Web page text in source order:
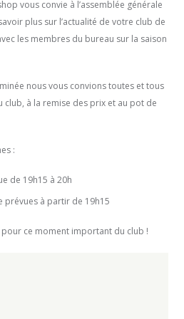
vous convie à l’assemblée générale
plus sur l’actualité de votre club de
les membres du bureau sur la saison
nous vous convions toutes et tous
à la remise des prix et au pot de
:
de 19h15 à 20h
prévues à partir de 19h15
ce moment important du club !